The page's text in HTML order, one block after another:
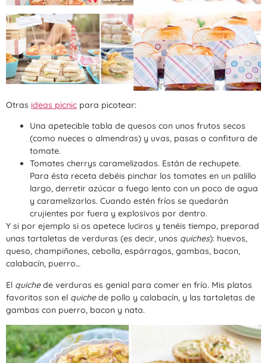
Otras ideas picnic para picotear:
Una apetecible tabla de quesos con unos frutos secos
(como nueces o almendras) y uvas, pasas o confitura de
tomate.
Tomates cherrys caramelizados. Están de rechupete.
Para ésta receta debéis pinchar los tomates en un palillo
largo, derretir azúcar a fuego lento con un poco de agua
y caramelizarlos. Cuando estén fríos se quedarán
crujientes por fuera y explosivos por dentro.
Y si por ejemplo si os apetece luciros y tenéis tiempo, preparad
unas tartaletas de verduras (es decir, unos quiches): huevos,
queso, champiñones, cebolla, espárragos, gambas, bacon,
calabacín, puerro…
El quichede verduras es genial para comer en frío. Mis platos
favoritos son el quichede pollo y calabacín, y las tartaletas de
gambas con puerro, bacon y nata.